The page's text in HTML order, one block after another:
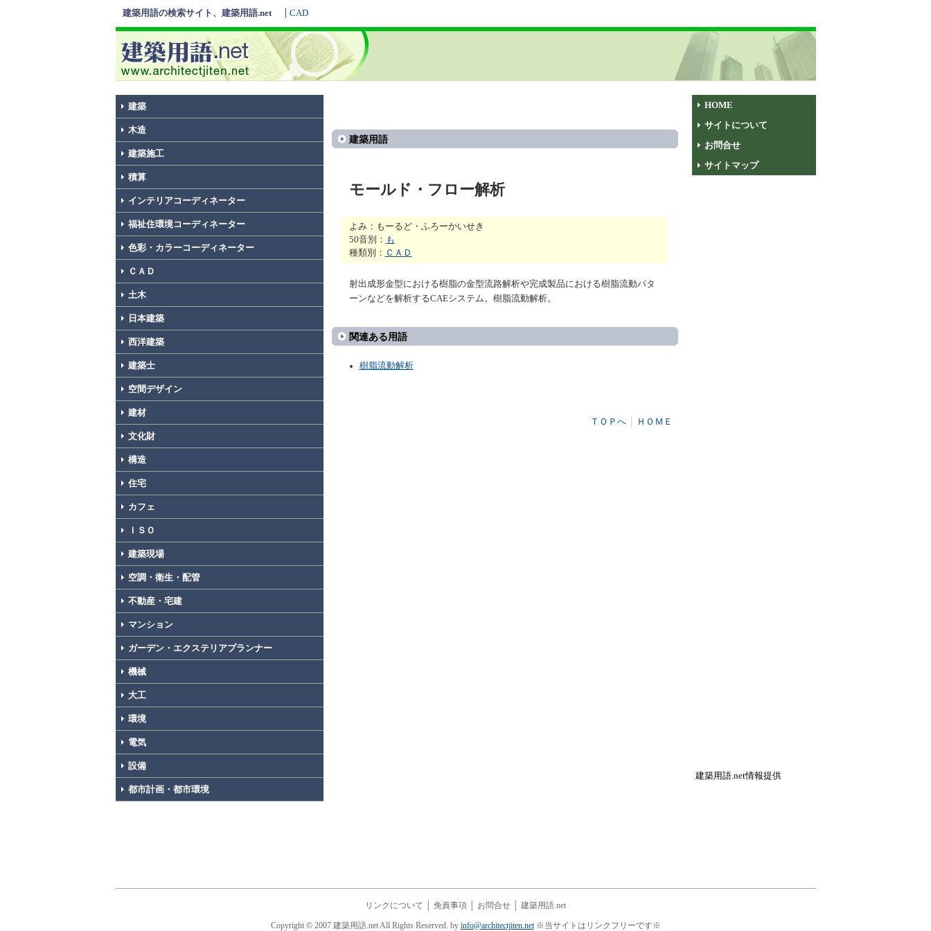
建築用語の検索サイト、建築用語.net CAD
建築
木造
建築施工
積算
インテリアコーディネーター
福祉住環境コーディネーター
色彩・カラーコーディネーター
ＣＡＤ
土木
日本建築
西洋建築
建築士
空間デザイン
建材
文化財
構造
住宅
カフェ
ＩＳＯ
建築現場
空調・衛生・配管
不動産・宅建
マンション
ガーデン・エクステリアプランナー
機械
大工
環境
電気
設備
都市計画・都市環境
建築用語
モールド・フロー解析
よみ：もーるど・ふろーかいせき
50音別： も
種類別： ＣＡＤ
射出成形金型における樹脂の金型流路解析や完成製品における樹脂流動パタ
ーンなどを解析するCAEシステム。樹脂流動解析。
関連ある用語
樹脂流動解析
ＴＯＰへ│ ＨＯＭＥ
HOME
サイトについて
お問合せ
サイトマップ
建築用語.net情報提供
リンクについて 免責事項 お問合せ 建築用語.net
Copyright © 2007 建築用語.net All Rights Reserved. by info@architectjiten.net※当サイトはリンクフリーです※